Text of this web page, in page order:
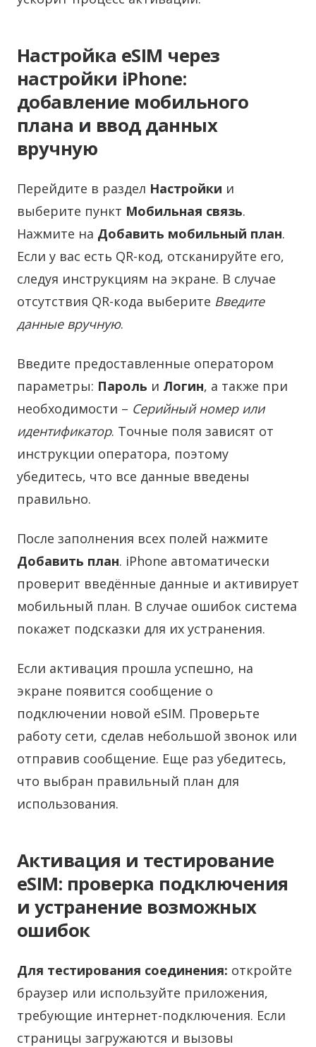
Настройка eSIM через
настройки iPhone:
добавление мобильного
плана и ввод данных
вручную
Перейдите в раздел Настройки и
выберите пункт Мобильная связь.
Нажмите на Добавить мобильный план.
Если у вас есть QR-код, отсканируйте его,
следуя инструкциям на экране. В случае
отсутствия QR-кода выберите Введите
данные вручную.
Введите предоставленные оператором
параметры: Пароль и Логин, а также при
необходимости – Серийный номер или
идентификатор. Точные поля зависят от
инструкции оператора, поэтому
убедитесь, что все данные введены
правильно.
После заполнения всех полей нажмите
Добавить план. iPhone автоматически
проверит введённые данные и активирует
мобильный план. В случае ошибок система
покажет подсказки для их устранения.
Если активация прошла успешно, на
экране появится сообщение о
подключении новой eSIM. Проверьте
работу сети, сделав небольшой звонок или
отправив сообщение. Еще раз убедитесь,
что выбран правильный план для
использования.
Активация и тестирование
eSIM: проверка подключения
и устранение возможных
ошибок
Для тестирования соединения: откройте
браузер или используйте приложения,
требующие интернет-подключения. Если
страницы загружаются и вызовы